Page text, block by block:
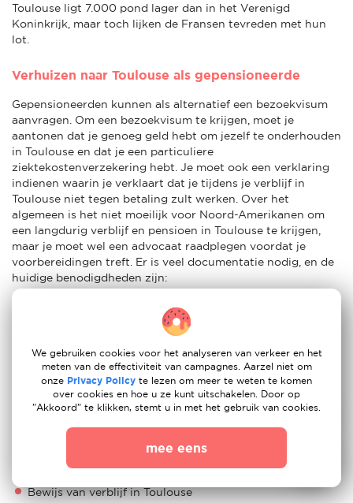
Toulouse ligt 7.000 pond lager dan in het Verenigd
Koninkrijk, maar toch lijken de Fransen tevreden met hun
lot.
Verhuizen naar Toulouse als gepensioneerde
Gepensioneerden kunnen als alternatief een bezoekvisum
aanvragen. Om een bezoekvisum te krijgen, moet je
aantonen dat je genoeg geld hebt om jezelf te onderhouden
in Toulouse en dat je een particuliere
ziektekostenverzekering hebt. Je moet ook een verklaring
indienen waarin je verklaart dat je tijdens je verblijf in
Toulouse niet tegen betaling zult werken. Over het
algemeen is het niet moeilijk voor Noord-Amerikanen om
een langdurig verblijf en pensioen in Toulouse te krijgen,
maar je moet wel een advocaat raadplegen voordat je
voorbereidingen treft. Er is veel documentatie nodig, en de
huidige benodigdheden zijn:
Een paspoort dat is ondertekend en nog drie maanden
geldig is na de laatste dag van het verblijf
Een pasfoto die op het formulier is geplakt/geplakt
Een geldig paspoort
Inkomensdocumentatie
Een ondertekend en leesbaar ingevuld aanvraagformulier
Documenten van ziektekostenverzekering
Bewijs van verblijf in Toulouse
We gebruiken cookies voor het analyseren van verkeer en het
meten van de effectiviteit van campagnes. Aarzel niet om
onze Privacy Policy te lezen om meer te weten te komen
over cookies en hoe u ze kunt uitschakelen. Door op
"Akkoord" te klikken, stemt u in met het gebruik van cookies.
mee eens